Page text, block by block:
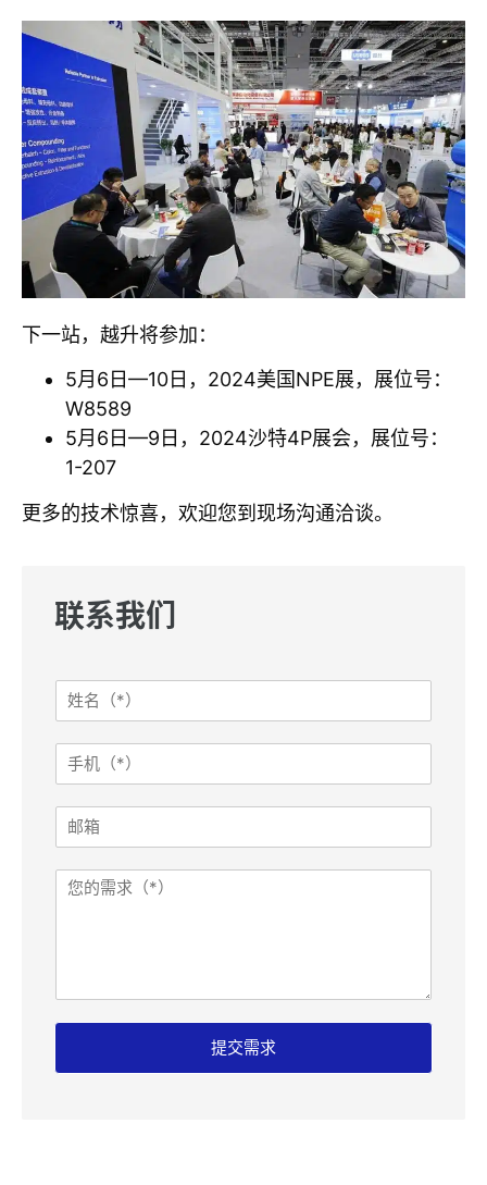
下一站，越升将参加：
5月6日—10日，2024美国NPE展，展位号：
W8589
5月6日—9日，2024沙特4P展会，展位号：
1-207
更多的技术惊喜，欢迎您到现场沟通洽谈。
联系我们
姓
名
手
箱
需
求
需
邮
提交需求